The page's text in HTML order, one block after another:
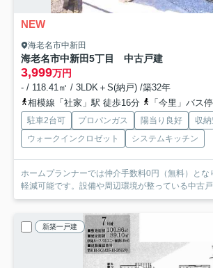
NEW
海老名市中新田
海老名市中新田5丁目 中古戸建
3,999万円
- / 118.41㎡ / 3LDK＋S(納戸) /築32年
相模線「社家」駅 徒歩16分
「今里」バス
駐車2台可 プロパンガス 陽当り良好
収
ウォークインクロゼット
システムキッチン
ホームプランナーでは仲介手数料0円（無料）とな
軽減可能です。設備や周辺環境が整っている中古
新築一戸建